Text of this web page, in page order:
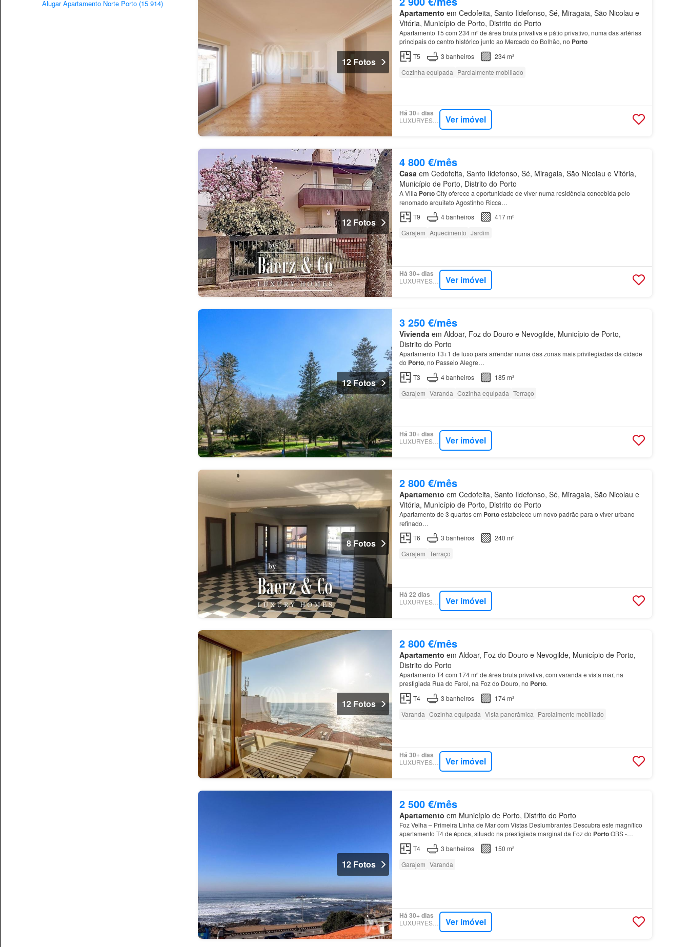
Alugar Apartamento Norte Porto (15 914)
12 Fotos
Apartamento em Cedofeita, Santo Ildefonso, Sé, Miragaia, São Nicolau e
Vitória, Município de Porto, Distrito do Porto
Apartamento T5 com 234 m² de área bruta privativa e pátio privativo, numa das artérias
principais do centro histórico junto ao Mercado do Bolhão, no Porto
T5 3 banheiros
234 m²
Cozinha equipada Parcialmente mobiliado
Há 30+ dias
LUXURYESTATE Ver imóvel
12 Fotos
4 800 €/mês
Casa em Cedofeita, Santo Ildefonso, Sé, Miragaia, São Nicolau e Vitória,
Município de Porto, Distrito do Porto
A Villa PortoCity oferece a oportunidade de viver numa residência concebida pelo
renomado arquiteto Agostinho Ricca…
T9
4banheiros
417 m²
Garajem Aquecimento Jardim
Há 30+ dias
LUXURYESTATE Ver imóvel
12 Fotos
3 250 €/mês
Vivienda em Aldoar, Foz do Douro e Nevogilde, Município de Porto,
Distrito do Porto
Apartamento T3+1 de luxo para arrendar numa das zonas mais privilegiadas da cidade
do Porto, no Passeio Alegre…
T3
4banheiros
185 m²
Garajem Varanda Cozinha equipada Terraço
Há 30+ dias
LUXURYESTATE Ver imóvel
8 Fotos
2 800 €/mês
Apartamento em Cedofeita, Santo Ildefonso, Sé, Miragaia, São Nicolau e
Vitória, Município de Porto, Distrito do Porto
Apartamento de 3 quartos em Portoestabelece um novo padrão para o viver urbano
refinado…
T6
3 banheiros
240 m²
Garajem Terraço
Há 22 dias
LUXURYESTATE Ver imóvel
12 Fotos
2 800 €/mês
Apartamento em Aldoar, Foz do Douro e Nevogilde, Município de Porto,
Distrito do Porto
Apartamento T4 com 174 m² de área bruta privativa, com varanda e vista mar, na
prestigiada Rua do Farol, na Foz do Douro, no Porto.
T4
3 banheiros
174 m²
Varanda Cozinha equipada Vista panorâmica Parcialmente mobiliado
Há 30+ dias
LUXURYESTATE Ver imóvel
12 Fotos
2 500 €/mês
Apartamento em Município de Porto, Distrito do Porto
Foz Velha – Primeira Linha de Mar com Vistas Deslumbrantes Descubra este magnífico
apartamento T4 de época, situado na prestigiada marginal da Foz do PortoOBS -
Oporto British School Parque da Cidade do
T4 3 banheiros
150 m²
Garajem Varanda
Há 30+ dias
LUXURYESTATE Ver imóvel